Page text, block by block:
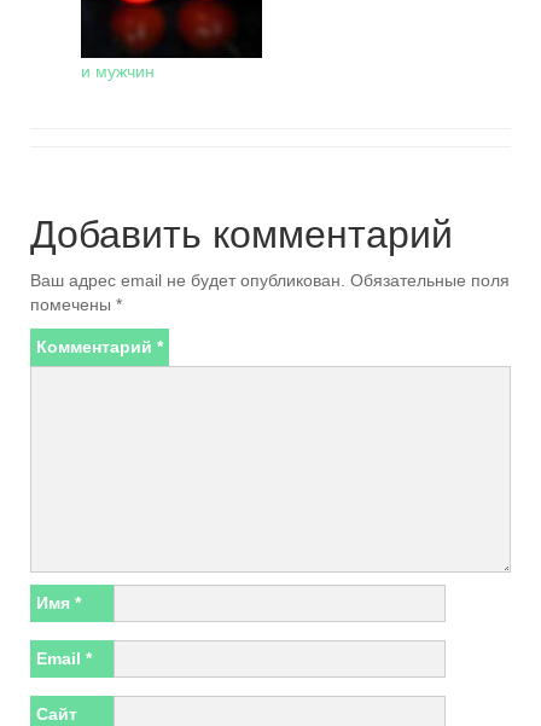
и мужчин
Добавить комментарий
Ваш адрес email не будет опубликован. Обязательные поля
помечены *
Комментарий *
Имя *
Email *
Сайт